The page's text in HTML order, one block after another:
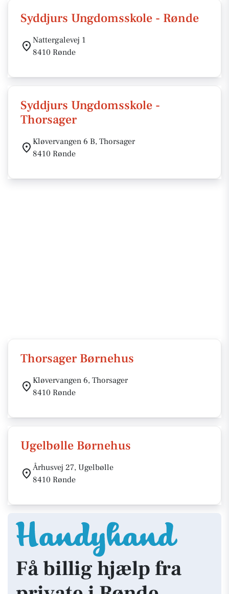
Syddjurs Ungdomsskole - Rønde
Nattergalevej 1
8410 Rønde
Syddjurs Ungdomsskole -
Thorsager
Kløvervangen 6 B, Thorsager
8410 Rønde
Thorsager Børnehus
Kløvervangen 6, Thorsager
8410 Rønde
Ugelbølle Børnehus
Århusvej 27, Ugelbølle
8410 Rønde
Få billig hjælp fra